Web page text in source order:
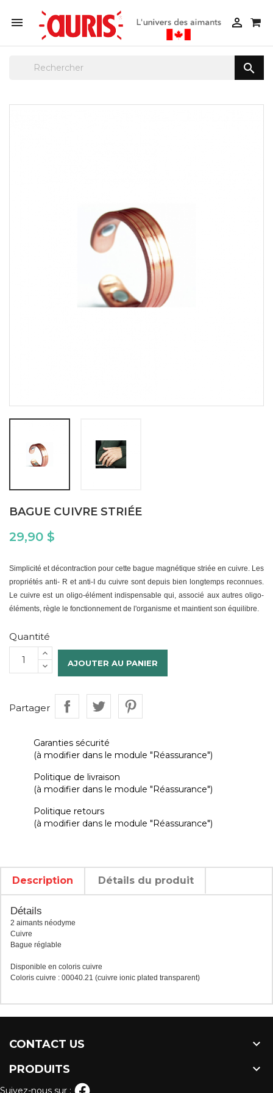
 

BAGUE CUIVRE STRIÉE
29,90 $
Simplicité et décontraction pour cette bague magnétique striée en cuivre. Les
propriétés anti- R et anti-I du cuivre sont depuis bien longtemps reconnues.
Le cuivre est un oligo-élément indispensable qui, associé aux autres oligo-
éléments, règle le fonctionnement de l'organisme et maintient son équilibre.
Quantité
AJOUTER AU PANIER
Partager
Garanties sécurité
(à modifier dans le module "Réassurance")
Politique de livraison
(à modifier dans le module "Réassurance")
Politique retours
(à modifier dans le module "Réassurance")
Description Détails du produit
Détails
2 aimants néodyme
Cuivre
Bague réglable
Disponible en coloris cuivre
Coloris cuivre : 00040.21 (cuivre ionic plated transparent)
CONTACT US 
PRODUITS 
Suivez-nous sur :